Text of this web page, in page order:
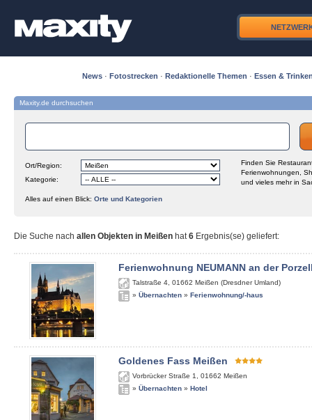
News · Fotostrecken · Redaktionelle Themen · Essen &
Maxity.de durchsuchen
Ort/Region:
Kategorie:
Finden Sie
Ferienwohnungen,
und vieles mehr in
Alles auf einen Blick: Orte und Kategorien
Die Suche nach allen Objekten in Meißen hat6 Ergebnis(se) geliefert:
Ferienwohnung NEUMANN an der
Talstraße 4 01662 Meißen (Dresdner Umland)
» Übernachten » Ferienwohnung/-haus
Goldenes Fass Meißen
Vorbrücker Straße 1 01662 Meißen
» Übernachten » Hotel